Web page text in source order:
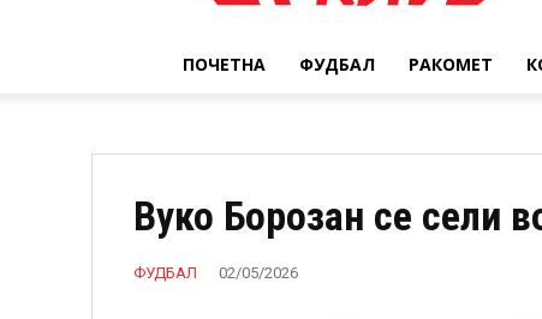
ПОЧЕТНА ФУДБАЛ РАКОМЕТ
Вуко Борозан се сели
ФУДБАЛ 02/05/2026